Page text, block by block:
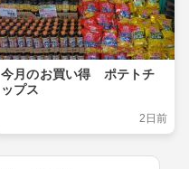
今月のお買い得 ポテトチ
ップス
2日前